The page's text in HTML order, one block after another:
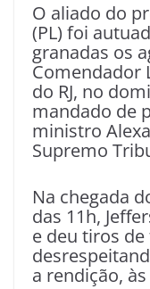
O aliado do
(PL) foi
granadas os
Comendador
do RJ, no
mandado de
ministro
Supremo
Na chegada
das 11h,
e deu tiros
a rendição,